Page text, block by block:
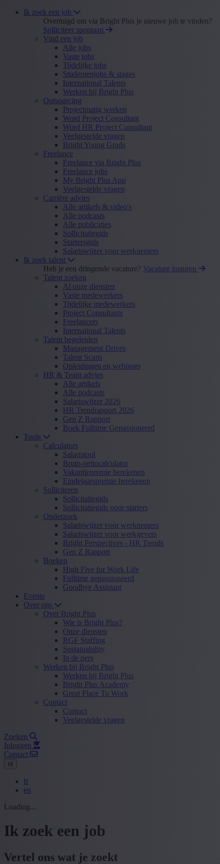
Ik zoek een job
Overtuigd om via Bright Plus je nieuwe job te vinden?
Solliciteer spontaan
Vind een job
Alle jobs
Vaste jobs
Tijdelijke jobs
Studentenjobs & stages
International Talents
Werken bij Bright Plus
Outsourcing
Projectmatig werken
Word Project Consultant
Word HR Project Consultant
Veelgestelde vragen
Bright Young Grads
Freelance
Freelance via Bright Plus
Freelance jobs
My Bright Plus App
Veelgestelde vragen
Carrière advies
Alle artikels & video's
Alle podcasts
Alle publicaties
Sollicitatiegids
Startersgids
Salariswijzer voor werknemers
Ik zoek talent
Heb je een dringende vacature? Vacature insturen
Talent zoeken
Al onze diensten
Vaste medewerkers
Tijdelijke medewerkers
Project Consultants
Freelancers
International Talents
Talent begeleiden
Management Drives
Talent Scans
Opleidingen en webinars
HR & Team advies
Alle artikels
Alle podcasts
Salariswijzer 2026
HR Trendrapport 2026
Gen Z Rapport
Boek Fulltime Gepassioneerd
Tools
Calculators
Salaristool
Bruto-nettocalculator
Vakantiepremie berekenen
Eindejaarspremie berekenen
Solliciteren
Sollicitatiegids
Sollicitatiegids voor starters
Onderzoek
Salariswijzer voor werknemers
Salariswijzer voor werkgevers
Bright Perspectives - HR Trends
Gen Z Rapport
Boeken
High Five for Work Life
Fulltime gepassioneerd
Goodbye Assistant
Events
Over ons
Over Bright Plus
Wie is Bright Plus?
Onze diensten
RGF Staffing
Sustainability
In de pers
Werken bij Bright Plus
Werken bij Bright Plus
Bright Plus Academy
Great Place To Work
Contact
Contact
Veelgestelde vragen
Zoeken
Inloggen
Contact
nl
fr
en
Loading...
Ik zoek een job
Vertel ons wat je zoekt